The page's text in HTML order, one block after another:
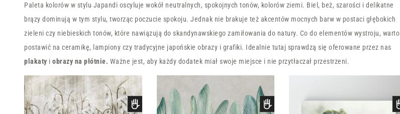
Paleta kolorów w stylu Japandi oscyluje wokół neutralnych, spokojnych tonów, kolorów ziemi. Biel, beż, szarości i delikatne
brązy dominują w tym stylu, tworząc poczucie spokoju. Jednak nie brakuje też akcentów mocnych barw w postaci głębokich
zieleni czy niebieskich tonów, które nawiązują do skandynawskiego zamiłowania do natury. Co do elementów wystroju, warto
postawić na ceramikę, lampiony czy tradycyjne japońskie obrazy i grafiki. Idealnie tutaj sprawdzą się oferowane przez nas
plakaty i obrazy na płótnie. Ważne jest, aby każdy dodatek miał swoje miejsce i nie przytłaczał przestrzeni.